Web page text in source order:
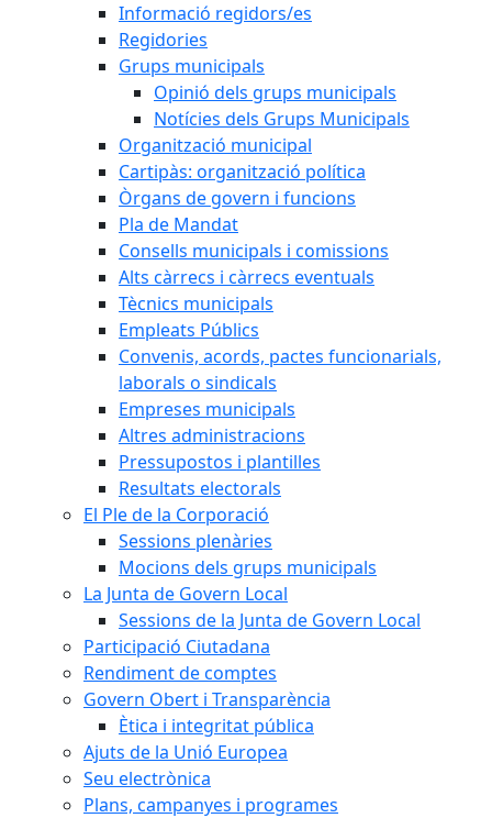
Informació regidors/es
Regidories
Grups municipals
Opinió dels grups municipals
Notícies dels Grups Municipals
Organització municipal
Cartipàs: organització política
Òrgans de govern i funcions
Pla de Mandat
Consells municipals i comissions
Alts càrrecs i càrrecs eventuals
Tècnics municipals
Empleats Públics
Convenis, acords, pactes funcionarials,
laborals o sindicals
Empreses municipals
Altres administracions
Pressupostos i plantilles
Resultats electorals
El Ple de la Corporació
Sessions plenàries
Mocions dels grups municipals
La Junta de Govern Local
Sessions de la Junta de Govern Local
Participació Ciutadana
Rendiment de comptes
Govern Obert i Transparència
Ètica i integritat pública
Ajuts de la Unió Europea
Seu electrònica
Plans, campanyes i programes